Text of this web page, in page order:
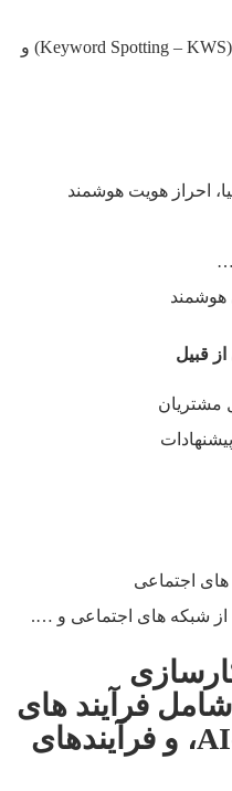
کشف کليد واژه در مکالمات(Keyword Spotting – KWS) و
احراز هويت هوشمند
…
قبيل
مشتریان
اجتماعی
شبکه های اجتماعی و ….
فرآیند های
، و فرآیندهای